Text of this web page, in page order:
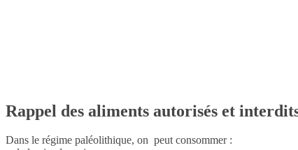
Rappel des aliments autorisés et
Dans le régime paléolithique, on peut consommer :